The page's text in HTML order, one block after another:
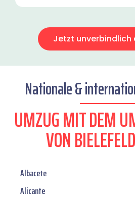
Jetzt unverbindlich
Nationale &
UMZUG MIT DEM
VON
Albacete
Alicante